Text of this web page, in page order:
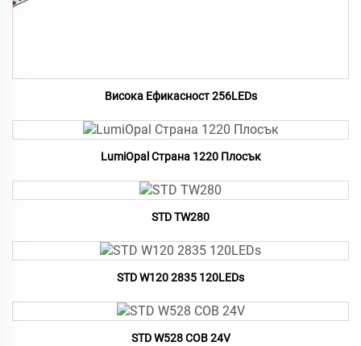
Висока Ефикасност 256LEDs
LumiOpal Страна 1220 Плосък
STD TW280
STD W120 2835 120LEDs
STD W528 COB 24V